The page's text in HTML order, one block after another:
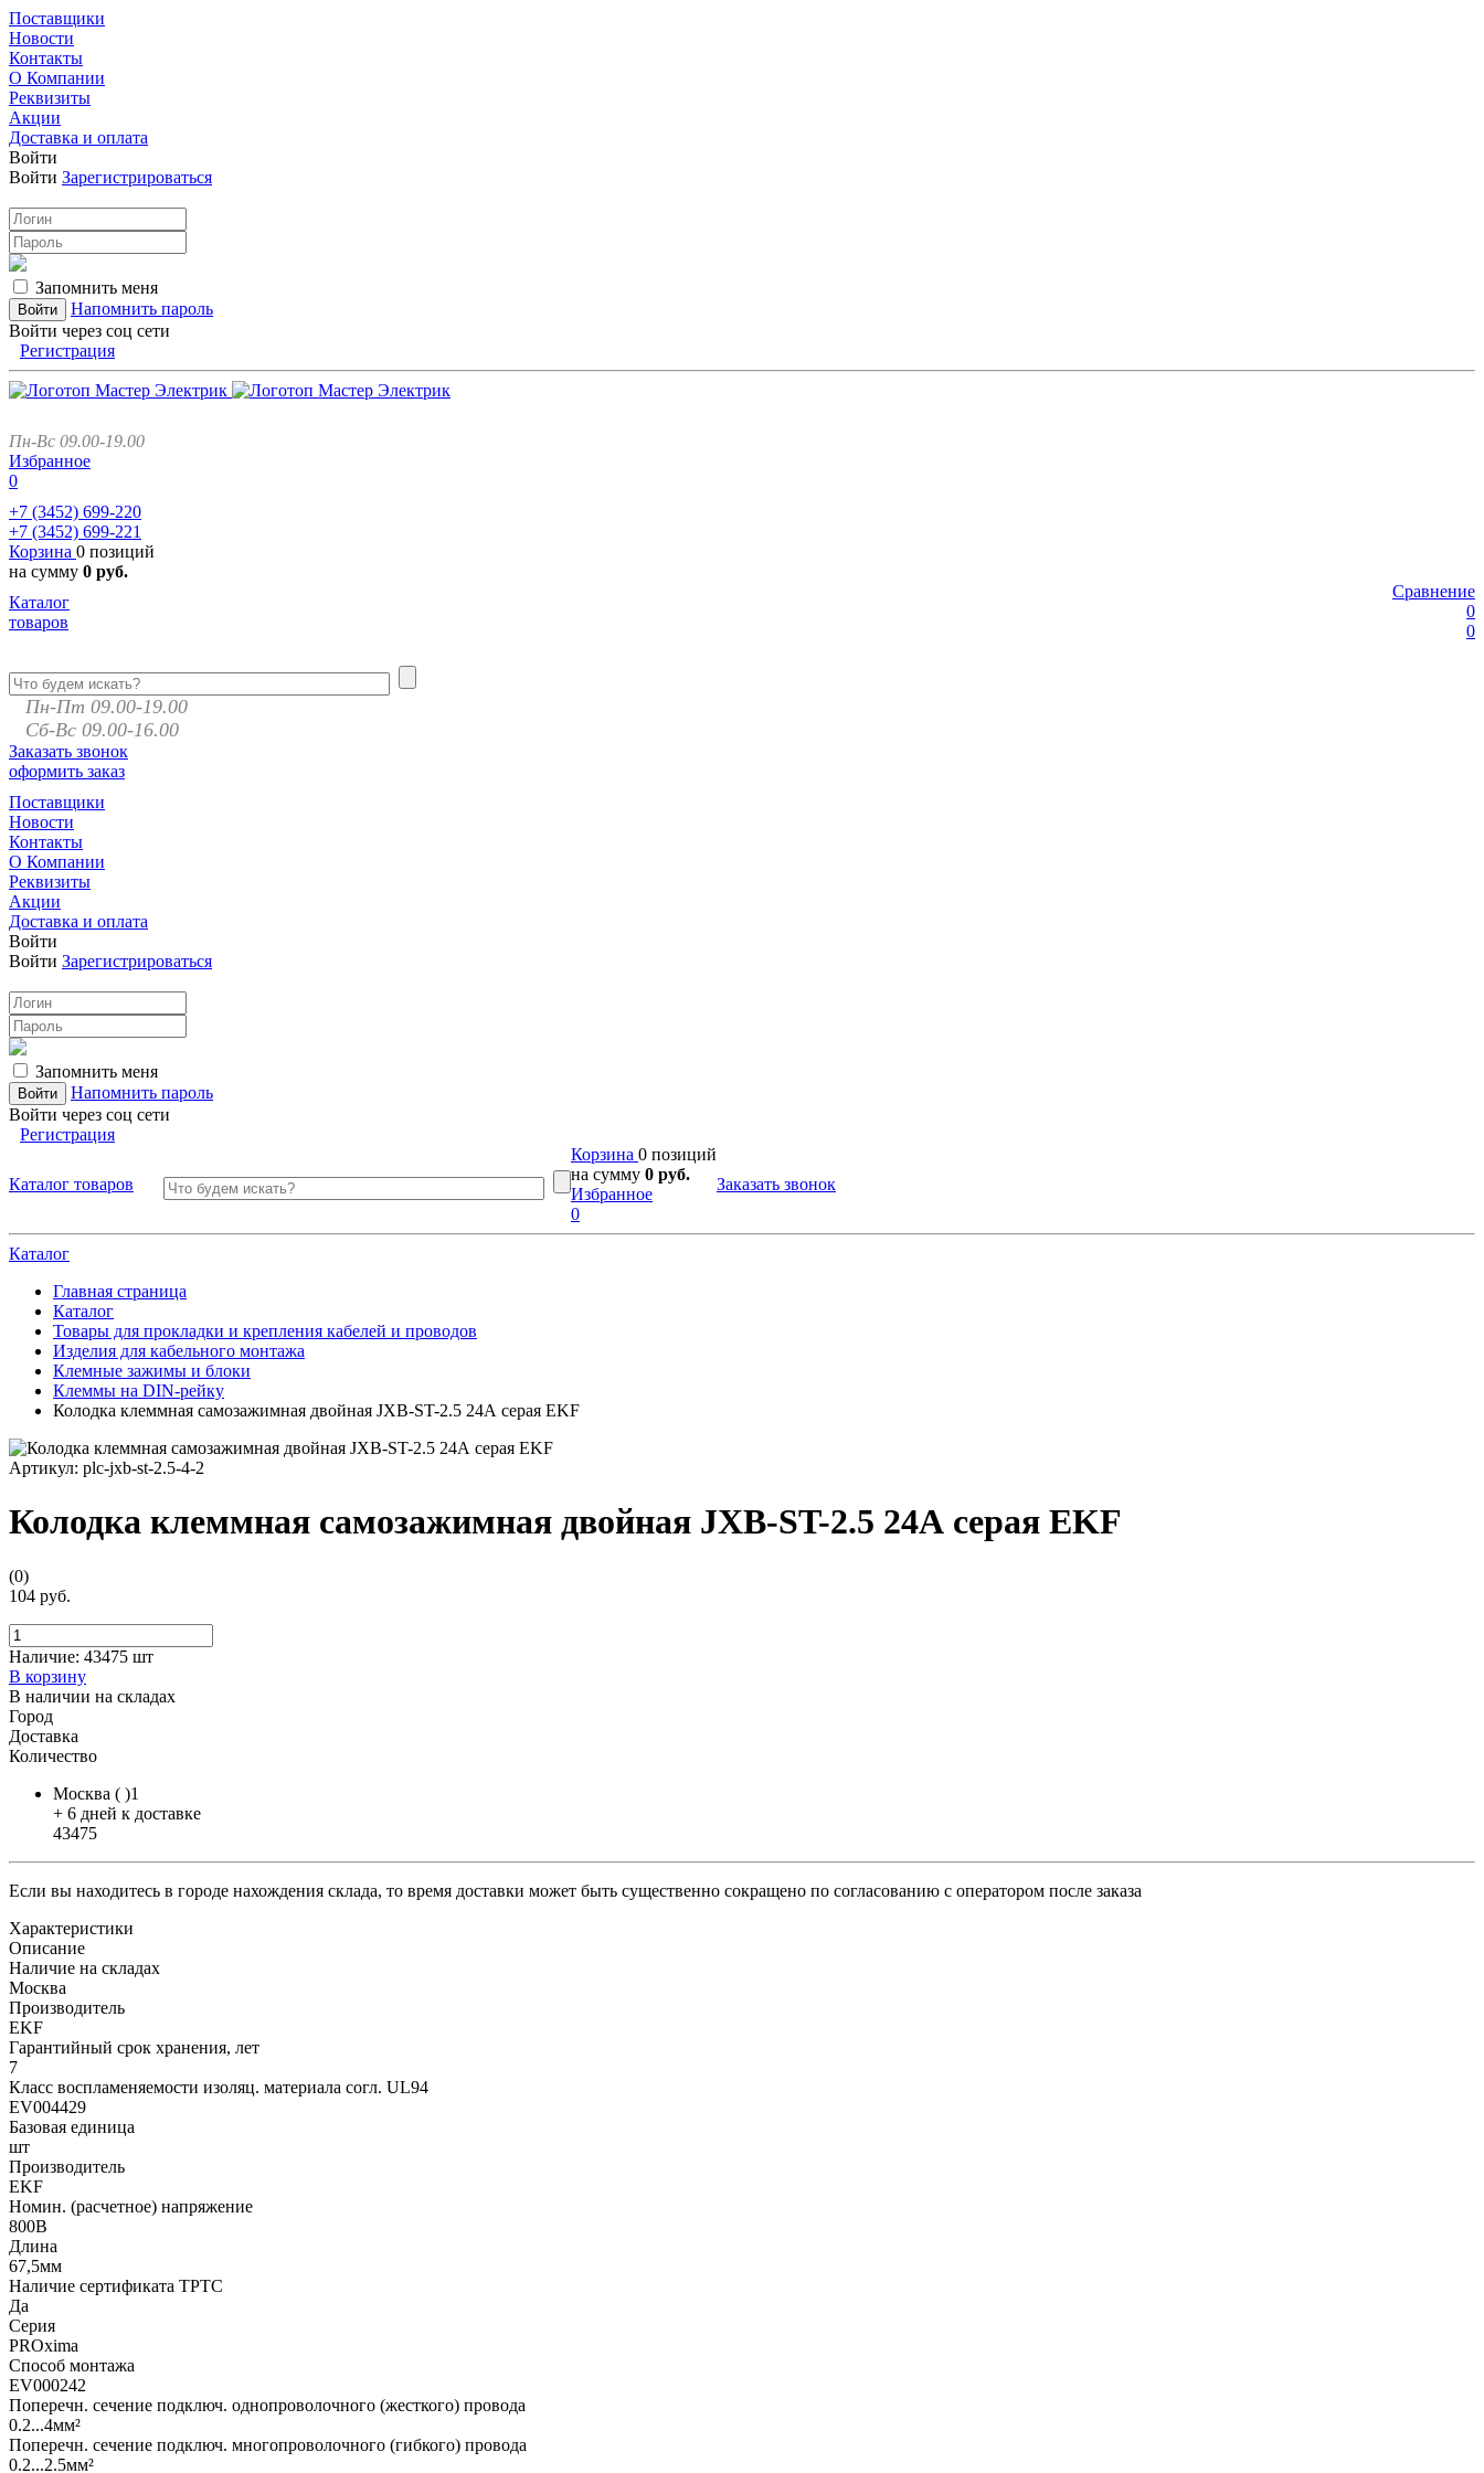
Поставщики
Новости
Контакты
О Компании
Реквизиты
Акции
Доставка и оплата
Войти
Войти Зарегистрироваться
Запомнить меня
Напомнить пароль
Войти через соц сети
Регистрация
Пн-Вс 09.00-19.00
Избранное
0
+7 (3452) 699-220
+7 (3452) 699-221
Корзина 0 позиций
на сумму 0 руб.
Сравнение
0
0
Каталог
товаров
Пн-Пт 09.00-19.00
Сб-Вс 09.00-16.00
Заказать звонок
оформить заказ
Поставщики
Новости
Контакты
О Компании
Реквизиты
Акции
Доставка и оплата
Войти
Войти Зарегистрироваться
Запомнить меня
Напомнить пароль
Войти через соц сети
Регистрация
Каталог товаров
Корзина 0 позиций
на сумму 0 руб.
Избранное
0
Заказать звонок
Каталог
Главная страница
Каталог
Товары для прокладки и крепления кабелей и проводов
Изделия для кабельного монтажа
Клемные зажимы и блоки
Клеммы на DIN-рейку
Колодка клеммная самозажимная двойная JXB-ST-2.5 24А серая EKF
Артикул: plc-jxb-st-2.5-4-2
Колодка клеммная самозажимная двойная JXB-ST-2.5 24А серая EKF
(0)
104 руб.
Наличие: 43475 шт
В корзину
В наличии на складах
Город
Доставка
Количество
Москва ( )1
+ 6 дней к доставке
43475
Если вы находитесь в городе нахождения склада, то время доставки может быть существенно сокращено по согласованию с оператором после заказа
Характеристики
Описание
Наличие на складах
Москва
Производитель
EKF
Гарантийный срок хранения, лет
7
Класс воспламеняемости изоляц. материала согл. UL94
EV004429
Базовая единица
шт
Производитель
EKF
Номин. (расчетное) напряжение
800В
Длина
67,5мм
Наличие сертификата ТРТС
Да
Серия
PROxima
Способ монтажа
EV000242
Поперечн. сечение подключ. однопроволочного (жесткого) провода
0.2...4мм²
Поперечн. сечение подключ. многопроволочного (гибкого) провода
0.2...2.5мм²